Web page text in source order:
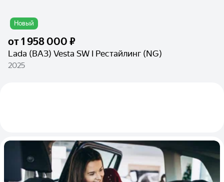
Новый
от1 958 000 ₽
Lada (ВАЗ) Vesta SW I Рестайлинг (NG)
2025